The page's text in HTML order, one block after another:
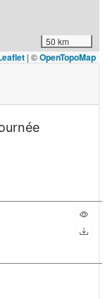
50 km
| ©OpenTopoMap